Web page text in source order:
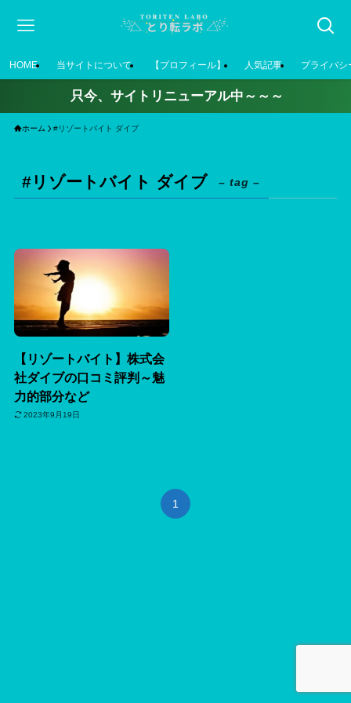
HOME 当サイトについて 【プロフィール】 人気記事 プライバシ
只今、サイトリニューアル中～～～
ホーム #リゾートバイト ダイブ
#リゾートバイト ダイブ – tag –
【リゾートバイト】株式会
社ダイブの口コミ評判～魅
力的部分など
2023年9月19日
1